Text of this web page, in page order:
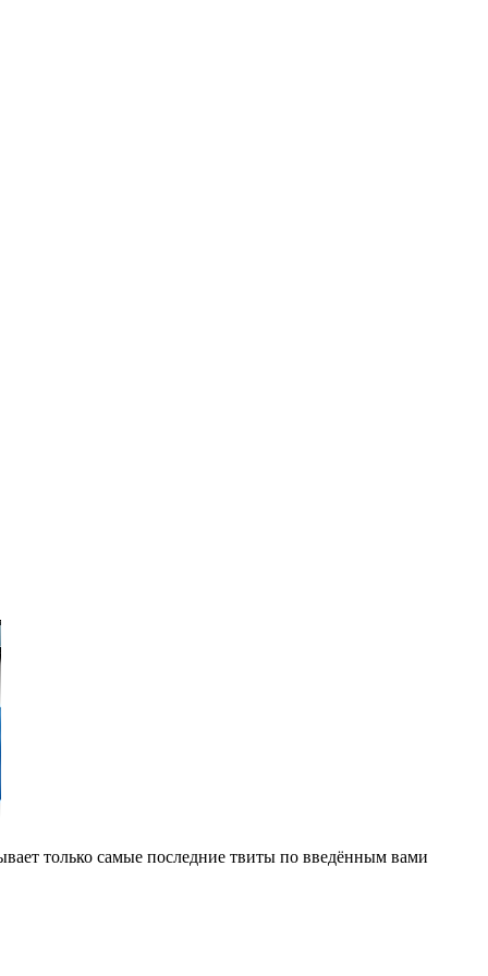
только самые последние твиты по введённым вами